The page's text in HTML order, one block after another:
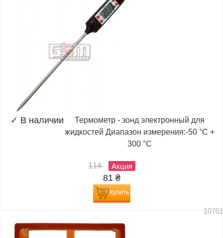
✓ В наличии
Термометр - зонд электронный для
жидкостей Диапазон измерения:-50 °C +
300 °C
114 Акция
81 ₴
Купить